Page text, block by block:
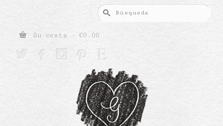
Buscar
por:
Su cesta - €0.00
    